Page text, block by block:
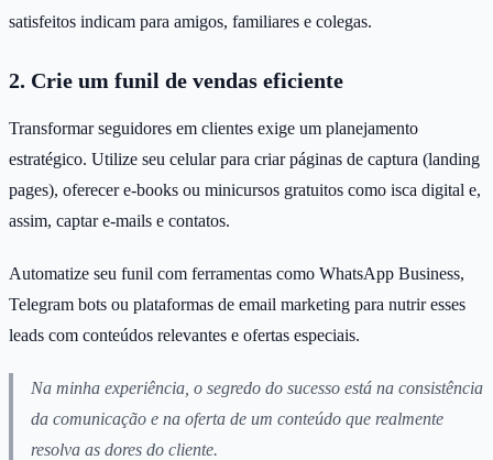
satisfeitos indicam para amigos, familiares e colegas.
2. Crie um funil de vendas eficiente
Transformar seguidores em clientes exige um planejamento
estratégico. Utilize seu celular para criar páginas de captura (landing
pages), oferecer e-books ou minicursos gratuitos como isca digital e,
assim, captar e-mails e contatos.
Automatize seu funil com ferramentas como WhatsApp Business,
Telegram bots ou plataformas de email marketing para nutrir esses
leads com conteúdos relevantes e ofertas especiais.
Na minha experiência, o segredo do sucesso está na consistência
da comunicação e na oferta de um conteúdo que realmente
resolva as dores do cliente.